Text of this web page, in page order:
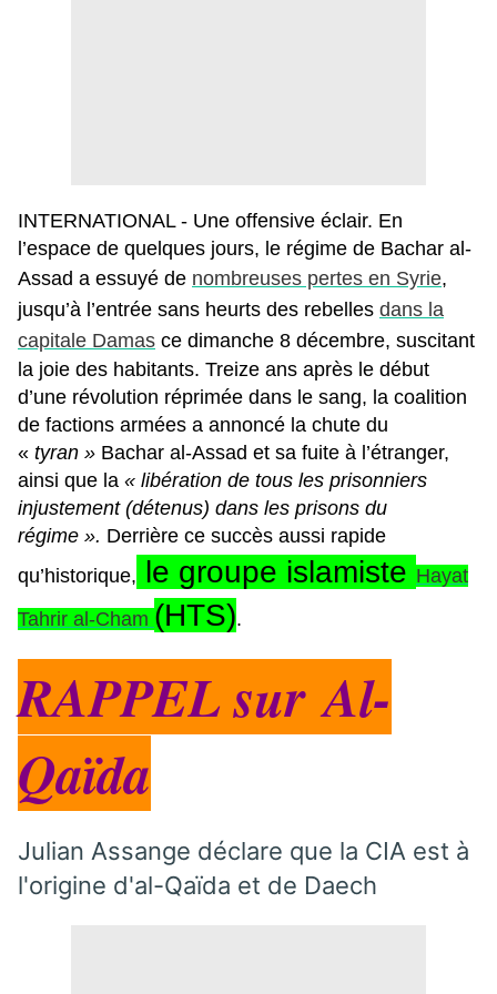
INTERNATIONAL - Une offensive éclair. En
l’espace de quelques jours, le régime de Bachar al-
Assad a essuyé de nombreuses pertes en Syrie,
jusqu’à l’entrée sans heurts des rebelles dans la
capitale Damas ce dimanche 8 décembre, suscitant
la joie des habitants. Treize ans après le début
d’une révolution réprimée dans le sang, la coalition
de factions armées a annoncé la chute du
« tyran » Bachar al-Assad et sa fuite à l’étranger,
ainsi que la « libération de tous les prisonniers
injustement (détenus) dans les prisons du
régime ». Derrière ce succès aussi rapide
qu’historique, le groupe islamiste Hayat
Tahrir al-Cham (HTS).
RAPPEL sur Al-
Qaïda
Julian Assange déclare que la CIA est à
l'origine d'al-Qaïda et de Daech